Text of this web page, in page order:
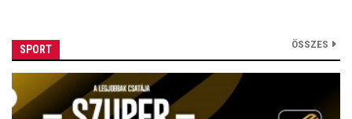
SPORT ÖSSZES